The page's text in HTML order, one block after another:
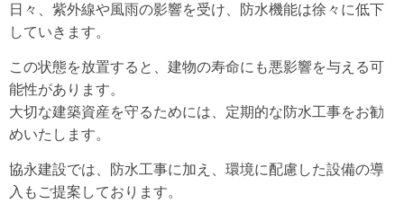
日々、紫外線や風雨の影響を受け、防水機能は徐々に低下
していきます。
この状態を放置すると、建物の寿命にも悪影響を与える可
能性があります。
大切な建築資産を守るためには、定期的な防水工事をお勧
めいたします。
協永建設では、防水工事に加え、環境に配慮した設備の導
入もご提案しております。